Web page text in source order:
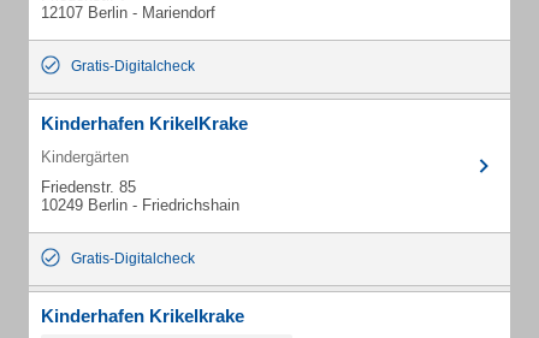
12107 Berlin - Mariendorf
Gratis-Digitalcheck
Kinderhafen KrikelKrake
Kindergärten
Friedenstr. 85
10249 Berlin - Friedrichshain
Gratis-Digitalcheck
Kinderhafen Krikelkrake